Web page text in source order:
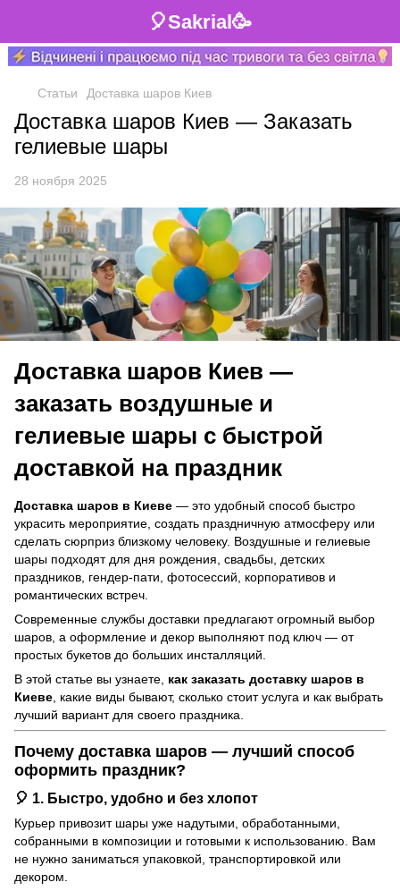
🎈Sakrial🥳
Статьи Доставка шаров Киев
Доставка шаров Киев — Заказать
гелиевые шары
28 ноября 2025
Доставка шаров Киев —
заказать воздушные и
гелиевые шары с быстрой
доставкой на праздник
Доставка шаров в Киеве — это удобный способ быстро
украсить мероприятие, создать праздничную атмосферу или
сделать сюрприз близкому человеку. Воздушные и гелиевые
шары подходят для дня рождения, свадьбы, детских
праздников, гендер-пати, фотосессий, корпоративов и
романтических встреч.
Современные службы доставки предлагают огромный выбор
шаров, а оформление и декор выполняют под ключ — от
простых букетов до больших инсталляций.
В этой статье вы узнаете, как заказать доставку шаров в
Киеве, какие виды бывают, сколько стоит услуга и как выбрать
лучший вариант для своего праздника.
Почему доставка шаров — лучший способ
оформить праздник?
🎈 1. Быстро, удобно и без хлопот
Курьер привозит шары уже надутыми, обработанными,
собранными в композиции и готовыми к использованию. Вам
не нужно заниматься упаковкой, транспортировкой или
декором.